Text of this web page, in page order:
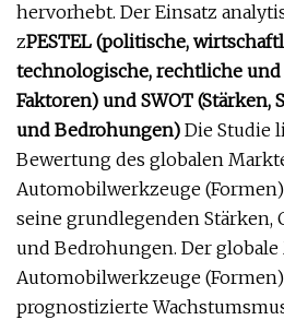
hervorhebt. Der Einsatz
zPESTEL (politische,
technologische, rechtliche
Faktoren) und SWOT (Stärken,
und Bedrohungen) Die Studie
Bewertung des globalen
Automobilwerkzeuge
seine grundlegenden Stärken,
und Bedrohungen. Der
Automobilwerkzeuge
prognostizierte